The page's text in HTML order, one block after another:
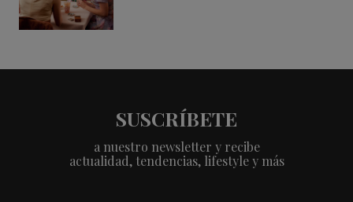
SUSCRÍBETE
a nuestro newsletter y recibe
actualidad, tendencias, lifestyle y más